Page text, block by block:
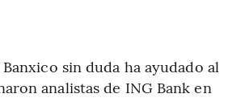
sin duda ha ayudado al
analistas de ING Bank en